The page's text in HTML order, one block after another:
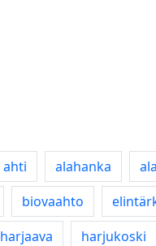
ahti alahanka
biovaahto
harjaava harjukoski